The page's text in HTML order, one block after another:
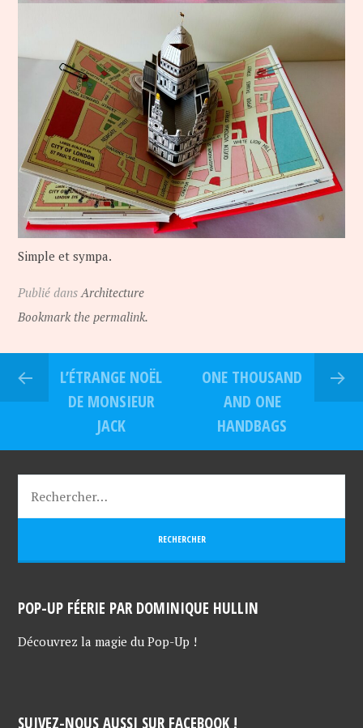
Simple et sympa.
Publié dansArchitecture
Bookmark the permalink.
L’ÉTRANGE NOËL
DE MONSIEUR
JACK
ONE THOUSAND
AND ONE
HANDBAGS
POP-UP FÉERIE PAR DOMINIQUE HULLIN
Découvrez la magie du Pop-Up !
SUIVEZ-NOUS AUSSI SUR FACEBOOK !